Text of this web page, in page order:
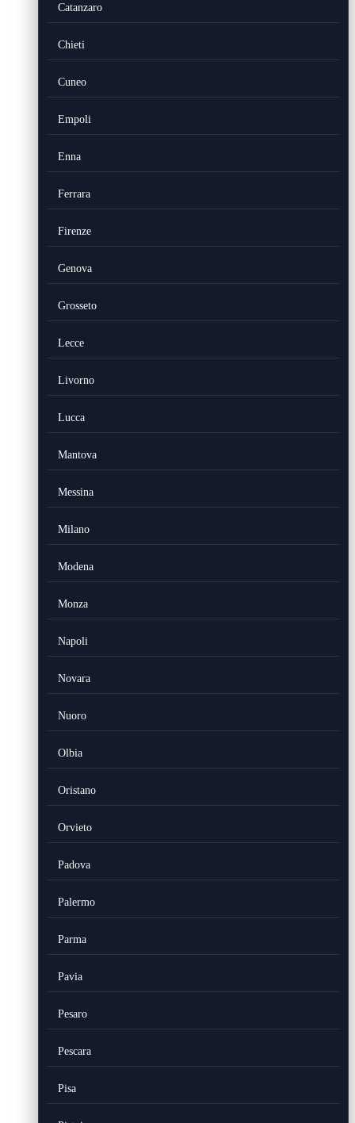
Catanzaro
Chieti
Cuneo
Empoli
Enna
Ferrara
Firenze
Genova
Grosseto
Lecce
Livorno
Lucca
Mantova
Messina
Milano
Modena
Monza
Napoli
Novara
Nuoro
Olbia
Oristano
Orvieto
Padova
Palermo
Parma
Pavia
Pesaro
Pescara
Pisa